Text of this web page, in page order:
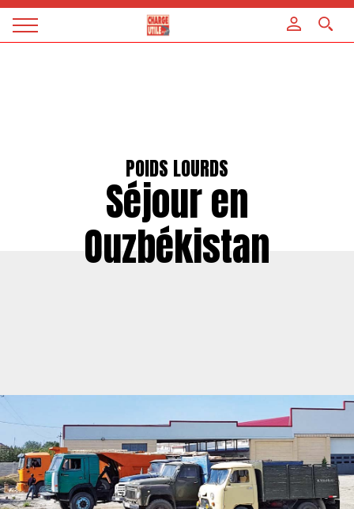
Magazine
POIDS LOURDS
Séjour en
Ouzbékistan
Panneau de gestion des cookies